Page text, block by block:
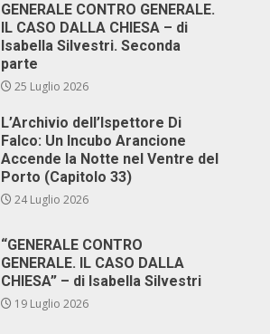
GENERALE CONTRO GENERALE.
IL CASO DALLA CHIESA – di
Isabella Silvestri. Seconda
parte
25 Luglio 2026
L’Archivio dell’Ispettore Di
Falco: Un Incubo Arancione
Accende la Notte nel Ventre del
Porto (Capitolo 33)
24 Luglio 2026
“GENERALE CONTRO
GENERALE. IL CASO DALLA
CHIESA” – di Isabella Silvestri
19 Luglio 2026